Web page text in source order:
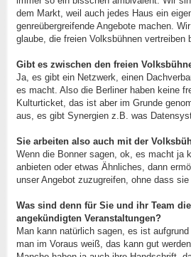
dem Markt, weil auch jedes Haus ein
genreübergreifende Angebote machen.
glaube, die freien Volksbühnen
Gibt es zwischen den freien
Ja, es gibt ein Netzwerk, einen
es macht. Also die Berliner haben keine
Kulturticket, das ist aber im Grunde
aus, es gibt Synergien z.B. was
Sie arbeiten also auch mit der
Wenn die Bonner sagen, ok, es macht ja
anbieten oder etwas Ähnliches, dann
unser Angebot zuzugreifen, ohne dass
Was sind denn für Sie und ihr Team
angekündigten Veranstaltungen?
Man kann natürlich sagen, es ist
man im Voraus weiß, das kann gut